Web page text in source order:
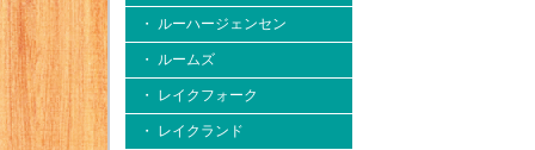
・ ルーハージェンセン
・ ルームズ
・ レイクフォーク
・ レイクランド